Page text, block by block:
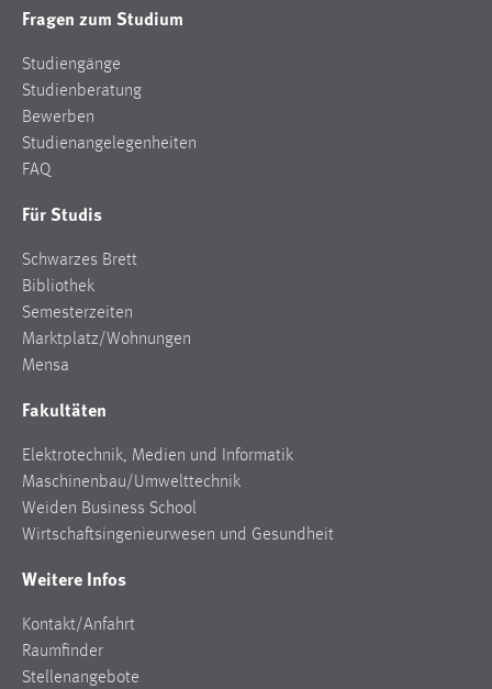
Fragen zum Studium
Studiengänge
Studienberatung
Bewerben
Studienangelegenheiten
FAQ
Für Studis
Schwarzes Brett
Bibliothek
Semesterzeiten
Marktplatz/Wohnungen
Mensa
Fakultäten
Elektrotechnik, Medien und Informatik
Maschinenbau/Umwelttechnik
Weiden Business School
Wirtschaftsingenieurwesen und Gesundheit
Weitere Infos
Kontakt/Anfahrt
Raumfinder
Stellenangebote
unsere Besucher unsere Website nutzen.
Matomo
Max. 13 Monate
MARKETING
verwendet, um personalisierte Werbung anzuzeigen.
hinweg verfolgen.
Google Ads
_gcl_au
Anbieter:
Google Ireland Limited